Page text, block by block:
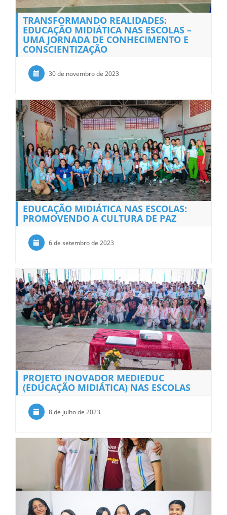
TRANSFORMANDO REALIDADES:
EDUCAÇÃO MIDIÁTICA NAS ESCOLAS –
UMA JORNADA DE CONHECIMENTO E
CONSCIENTIZAÇÃO
30 de novembro de 2023
EDUCAÇÃO MIDIÁTICA NAS ESCOLAS:
PROMOVENDO A CULTURA DE PAZ
6 de setembro de 2023
PROJETO INOVADOR MEDIEDUC
(EDUCAÇÃO MIDIÁTICA) NAS ESCOLAS
8 de julho de 2023